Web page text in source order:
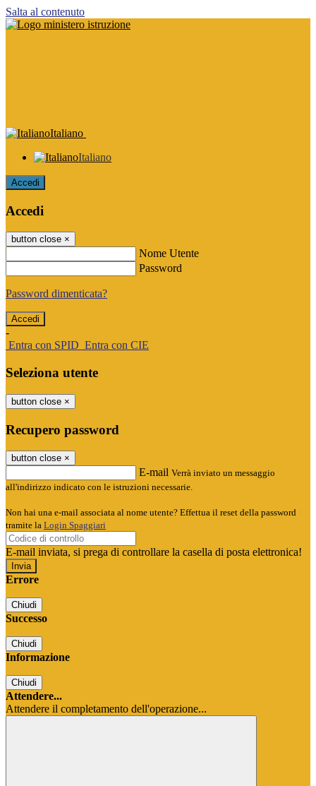
Salta al contenuto
Italiano
Italiano
Accedi
Accedi
button close ×
Nome Utente
Password
Password dimenticata?
-
Entra con SPID Entra con CIE
Seleziona utente
button close ×
Recupero password
button close ×
E-mail Verrà inviato un messaggio
all'indirizzo indicato con le istruzioni necessarie.
Non hai una e-mail associata al nome utente? Effettua il reset della password
tramite la Login Spaggiari
E-mail inviata, si prega di controllare la casella di posta elettronica!
Errore
Chiudi
Successo
Chiudi
Informazione
Chiudi
Attendere...
Attendere il completamento dell'operazione...